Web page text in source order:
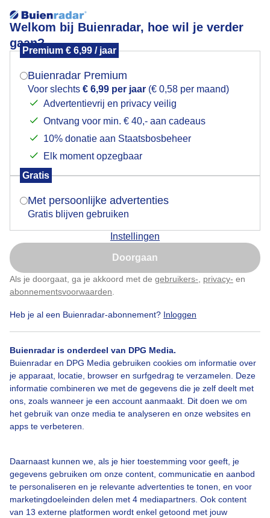
Welkom bij Buienradar, hoe wil je verder
gaan?
Premium € 6,99 / jaar
Buienradar Premium
Voor slechts € 6,99 per jaar (€ 0,58 per maand)
Advertentievrij en privacy veilig
Ontvang voor min. € 40,- aan cadeaus
10% donatie aan Staatsbosbeheer
Elk moment opzegbaar
Gratis
Met persoonlijke advertenties
Gratis blijven gebruiken
Instellingen
Doorgaan
Als je doorgaat, ga je akkoord met de gebruikers- privacy- en
abonnementsvoorwaarden
Heb je al een Buienradar-abonnement? Inloggen
Buienradar is onderdeel van DPG Media.
Buienradar en DPG Media gebruiken cookies om informatie over
je apparaat, locatie, browser en surfgedrag te verzamelen. Deze
informatie combineren we met de gegevens die je zelf deelt met
ons, zoals wanneer je een account aanmaakt. Dit doen we om
het gebruik van onze media te analyseren en onze websites en
apps te verbeteren.
Daarnaast kunnen we, als je hier toestemming voor geeft, je
gegevens gebruiken om onze content, communicatie en aanbod
te personaliseren en je relevante advertenties te tonen, en voor
marketingdoeleinden delen met 4 mediapartners. Ook content
van 13 externe platformen wordt enkel getoond met jouw
Bijzondere wolk
Wat een bijzondere wolken. Ik weet niet of dit een
naam heeft. Maar hij viel me op. Heel mooi.
Door: Tamar Pitt-van Der Wel Gemaakt: 14-05-2026, 32x bekeken
#buiendreiging Bijzonderewolk Wolken
Bekijk slideshow
Een moment geduld aub...
Mogen we je locatie gebruiken voor het
Indien je hier nog geen akkoord op hebt gegeven,
verschijnt er zo een pop-up uit je browser waarin
Is goed, toon de popup
Nu niet, misschien later
Klik hierom dit aan te passen